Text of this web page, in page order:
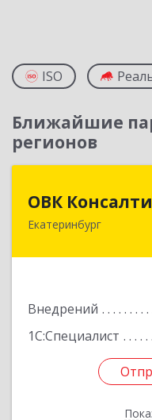
ISO
Ближайшие
регионов
ОВК
Екатеринбург
Внедрений
1С:Специалист
620061,